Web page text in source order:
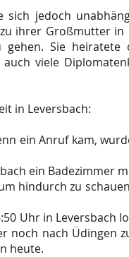
jedoch
ihrer Großmutter
Sie
viele
in Leversbach:
ein Anruf kam,
ein Badezimmer
hindurch zu
Uhr in Leversbach
noch nach Üdingen
heute.